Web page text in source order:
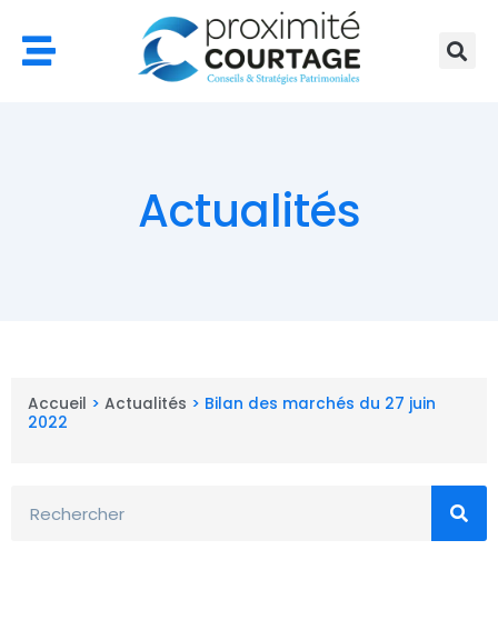
contenu
Actualités
Accueil > Actualités > Bilan des marchés du 27 juin
2022